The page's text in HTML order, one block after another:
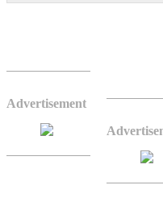
Advertisement